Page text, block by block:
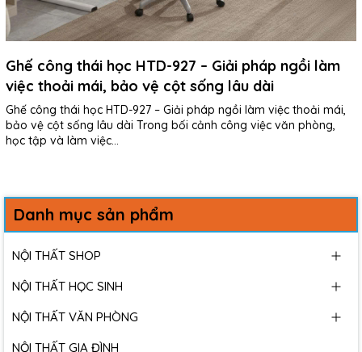
Ghế công thái học HTD-927 – Giải pháp ngồi làm
việc thoải mái, bảo vệ cột sống lâu dài
Ghế công thái học HTD-927 – Giải pháp ngồi làm việc thoải mái,
bảo vệ cột sống lâu dài Trong bối cảnh công việc văn phòng,
học tập và làm việc...
Danh mục sản phẩm
NỘI THẤT SHOP
NỘI THẤT HỌC SINH
NỘI THẤT VĂN PHÒNG
NỘI THẤT GIA ĐÌNH